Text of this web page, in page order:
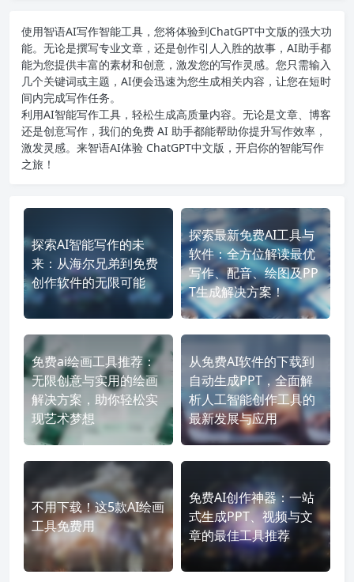
使用智语AI写作智能工具，您将体验到ChatGPT中文版的强大功
能。无论是撰写专业文章，还是创作引人入胜的故事，AI助手都
能为您提供丰富的素材和创意，激发您的写作灵感。您只需输入
几个关键词或主题，AI便会迅速为您生成相关内容，让您在短时
间内完成写作任务。
利用AI智能写作工具，轻松生成高质量内容。无论是文章、博客
还是创意写作，我们的免费 AI 助手都能帮助你提升写作效率，
激发灵感。来智语AI体验 ChatGPT中文版 ，开启你的智能写作
之旅！
探索AI智能写作的未
来：从海尔兄弟到免费
创作软件的无限可能
探索最新免费AI工具与
软件：全方位解读最优
写作、配音、绘图及PP
T生成解决方案！
免费ai绘画工具推荐：
无限创意与实用的绘画
解决方案，助你轻松实
现艺术梦想
从免费AI软件的下载到
自动生成PPT，全面解
析人工智能创作工具的
最新发展与应用
不用下载！这5款AI绘画
工具免费用
免费AI创作神器：一站
式生成PPT、视频与文
章的最佳工具推荐